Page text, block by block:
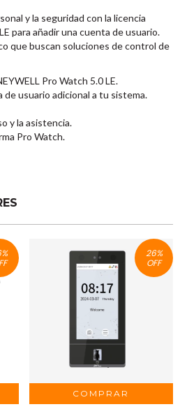
y la seguridad con la licencia
para añadir una cuenta de usuario.
que buscan soluciones de control de
Pro Watch 5.0 LE.
usuario adicional a tu sistema.
y la asistencia.
Pro Watch.
%
26%
OFF